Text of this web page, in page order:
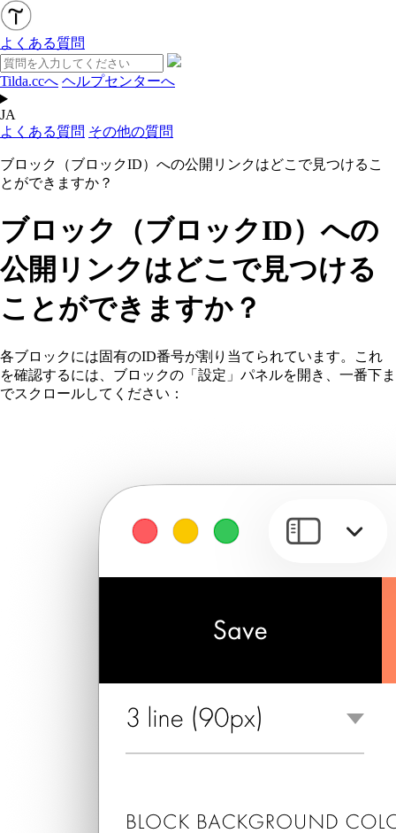
よくある質問
Tilda.ccへ ヘルプセンターへ
JA
よくある質問 その他の質問
ブロック（ブロックID）への公開リンクはどこで見つけるこ
とができますか？
ブロック（ブロックID）への
公開リンクはどこで見つける
ことができますか？
各ブロックには固有のID番号が割り当てられています。これ
を確認するには、ブロックの「設定」パネルを開き、一番下ま
でスクロールしてください：